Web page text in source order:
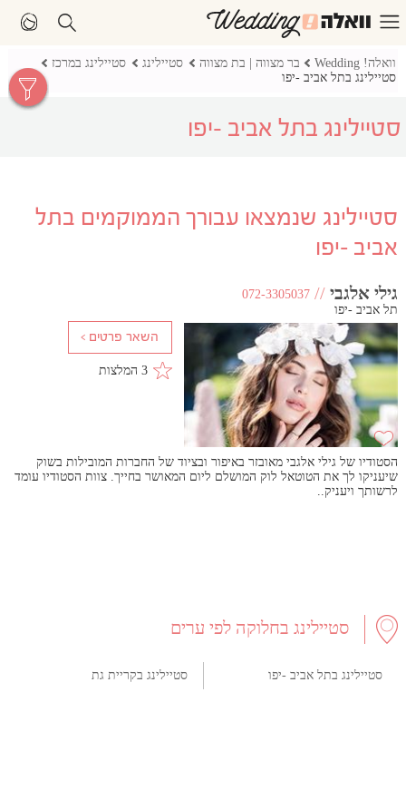
וואלה! Wedding בר מצווה | בת מצווה סטיילינג
סטיילינג במרכז
סטיילינג בתל אביב -יפו
סטיילינג בתל אביב -יפו
סטיילינג שנמצאו עבורך הממוקמים בתל
אביב -יפו
גילי אלגבי //
072-3305037
תל אביב -יפו
3 המלצות
הסטודיו של גילי אלגבי מאובזר באיפור ובציוד של החברות המובילות בשוק
שיעניקו לך את הטוטאל לוק המושלם ליום המאושר בחייך. צוות הסטודיו עומד
לרשותך ויעניק..
סטיילינג בחלוקה לפי ערים
סטיילינג בתל אביב -יפו סטיילינג בקריית גת